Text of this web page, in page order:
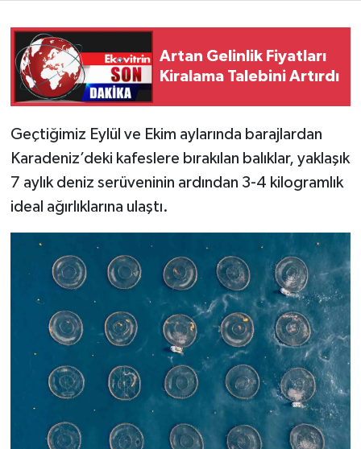
Artan Gelinlik Fiyatları
Kiralama Talebini Artırdı
Geçtiğimiz Eylül ve Ekim aylarında barajlardan
Karadeniz’deki kafeslere bırakılan balıklar, yaklaşık
7 aylık deniz serüveninin ardından 3-4 kilogramlık
ideal ağırlıklarına ulaştı.